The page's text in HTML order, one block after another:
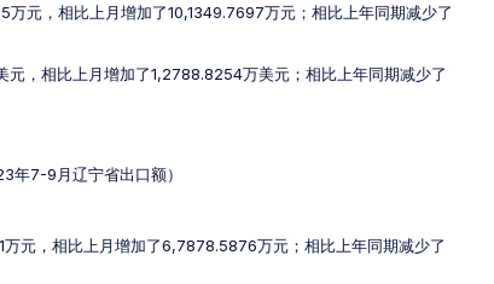
元，相比上月增加了10,1349.7697万元；相比上年同期减少了
，相比上月增加了1,2788.8254万美元；相比上年同期减少了
年7-9月辽宁省出口额）
元，相比上月增加了6,7878.5876万元；相比上年同期减少了